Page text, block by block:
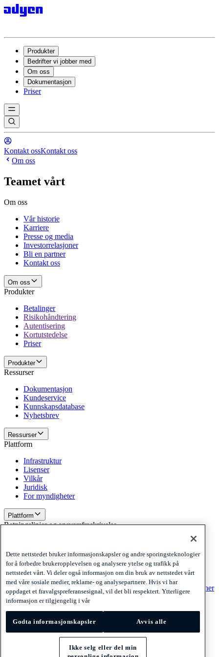
Produkter
Bedrifter vi jobber med
Om oss
Dokumentasjon
Priser
Kontakt ossKontakt oss
Om oss
Teamet vårt
Om oss
Vår historie
Karriere
Presse og media
Investorrelasjoner
Bli en partner
Kontakt oss
Om oss
Produkter
Betalinger
Risikohåndtering
Autentisering
Kortutstedelse
Priser
Produkter
Ressurser
Dokumentasjon
Kundeservice
Kunnskapsdatabase
Nyhetsbrev
Ressurser
Plattform
Infrastruktur
Lisenser
Vilkår
Juridisk
For myndigheter
Plattform
Retningslinjer og ansvarsfraskrivelse
Cookies
Disclaimer
Retningslinjer og ansvarsfraskrivelse
Abonner på nyhetsbrevet vårt Abonner på nyhetsbrevet vårt
Abonner
på nyhetsbrevet vårt
Privacy
Cookies
Disclaimer
Dette nettstedet bruker informasjonskapsler og andre sporingsteknologier
for å forbedre brukeropplevelsen og analysere ytelse og trafikk på
nettstedet vårt. Vi deler også informasjon om din bruk av nettstedet vårt
med våre sosiale medier, reklame- og analysepartnere. Hvis vi har
oppdaget et fravalgspreferansesignal, vil det bli respektert. Ytterligere
informasjon er tilgjengelig i vår
Godta informasjonskapsler Avvis alle
Ikke selg eller del min